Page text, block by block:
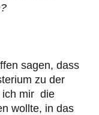
sagen, dass
zu der
ich mir die
wollte, in das